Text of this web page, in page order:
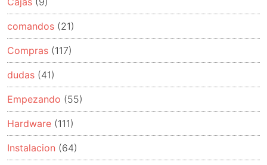
comandos (21)
Compras (117)
dudas (41)
Empezando (55)
Hardware (111)
Instalacion (64)